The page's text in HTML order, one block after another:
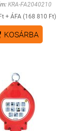
KRA-FA2040210
+ ÁFA (168 810 Ft)
KOSÁRBA